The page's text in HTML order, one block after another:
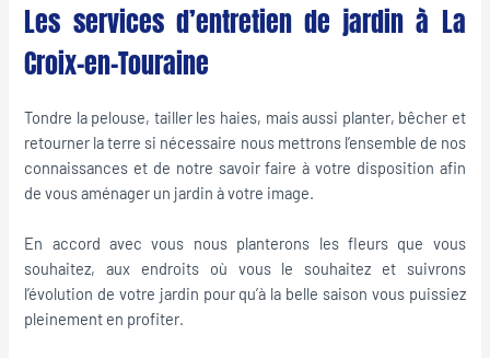
Les services d’entretien de jardin à La
Croix-en-Touraine
Tondre la pelouse, tailler les haies, mais aussi planter, bêcher et
retourner la terre si nécessaire nous mettrons l’ensemble de nos
connaissances et de notre savoir faire à votre disposition afin
de vous aménager un jardin à votre image.
En accord avec vous nous planterons les fleurs que vous
souhaitez, aux endroits où vous le souhaitez et suivrons
l’évolution de votre jardin pour qu’à la belle saison vous puissiez
pleinement en profiter.